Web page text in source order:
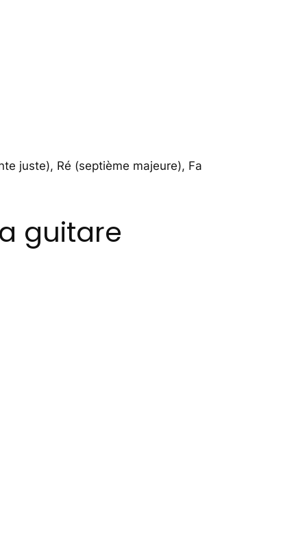
juste), Ré (septième majeure), Fa
guitare